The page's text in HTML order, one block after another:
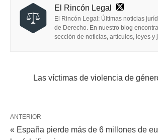
El Rincón Legal
El Rincón Legal: Últimas noticias
de Derecho. En nuestro blog
sección de noticias, artículos, leyes y
Las víctimas de violencia de
ANTERIOR
« España pierde más de 6 millones de